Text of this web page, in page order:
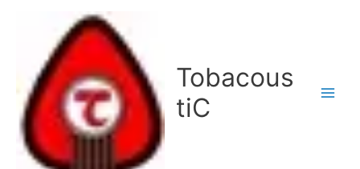
Tobacous
tiC